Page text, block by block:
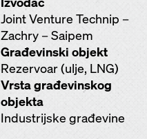
Joint Venture Technip –
Zachry – Saipem
Građevinski objekt
Rezervoar (ulje, LNG)
Vrsta građevinskog
objekta
Industrijske građevine